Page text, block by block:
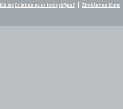
Kā iegūt labas auto fotogrāfijas? Zīmēšanas Kursi